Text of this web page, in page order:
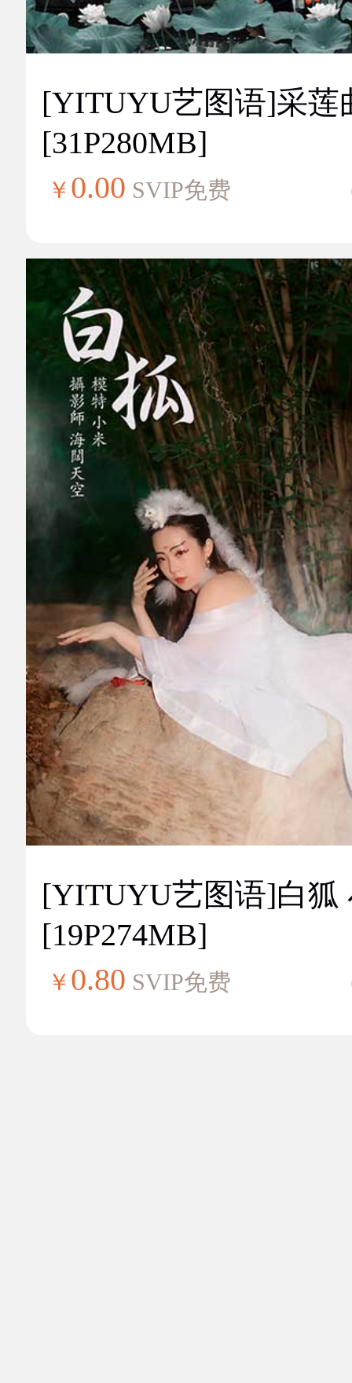
[YITUYU艺图语]采莲
[31P280MB]
￥ 0.00 SVIP免费
[YITUYU艺图语]白狐
[19P274MB]
￥ 0.80 SVIP免费